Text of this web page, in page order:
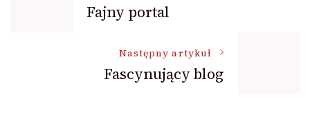
Fajny portal
Następny artykuł
Fascynujący blog